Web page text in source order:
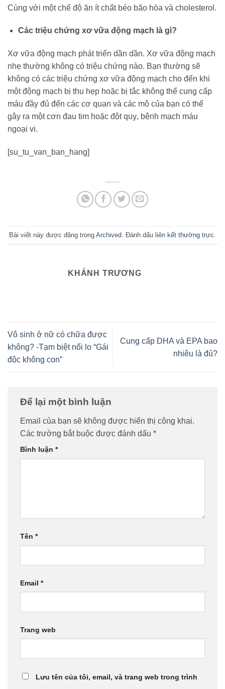
Cùng với một chế độ ăn ít chất béo bão hòa và cholesterol.
Các triệu chứng xơ vữa động mạch là gì?
Xơ vữa động mạch phát triển dần dần. Xơ vữa động mạch
nhẹ thường không có triệu chứng nào. Bạn thường sẽ
không có các triệu chứng xơ vữa động mạch cho đến khi
một động mạch bị thu hẹp hoặc bị tắc không thể cung cấp
máu đầy đủ đến các cơ quan và các mô của bạn có thể
gây ra một cơn đau tim hoặc đột quỵ, bệnh mạch máu
ngoại vi.
[su_tu_van_ban_hang]
Bài viết này được đăng trong Archived . Đánh dấu liên kết thường trực
KHÁNH TRƯƠNG
Vô sinh ở nữ có chữa được
không? -Tạm biệt nổi lo “Gái
độc không con”
Cung cấp DHA và EPA bao
nhiêu là đủ?
Để lại một bình luận
Email của bạn sẽ không được hiển thị công khai.
Các trường bắt buộc được đánh dấu *
Bình luận *
Tên *
Email *
Trang web
Lưu tên của tôi, email, và trang web trong trình